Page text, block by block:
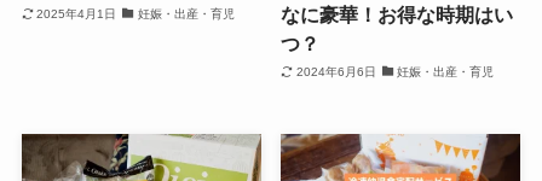
2025年4月1日 妊娠・出産・育児
なに豪華！お得な時期はい
つ？
2024年6月6日 妊娠・出産・育児